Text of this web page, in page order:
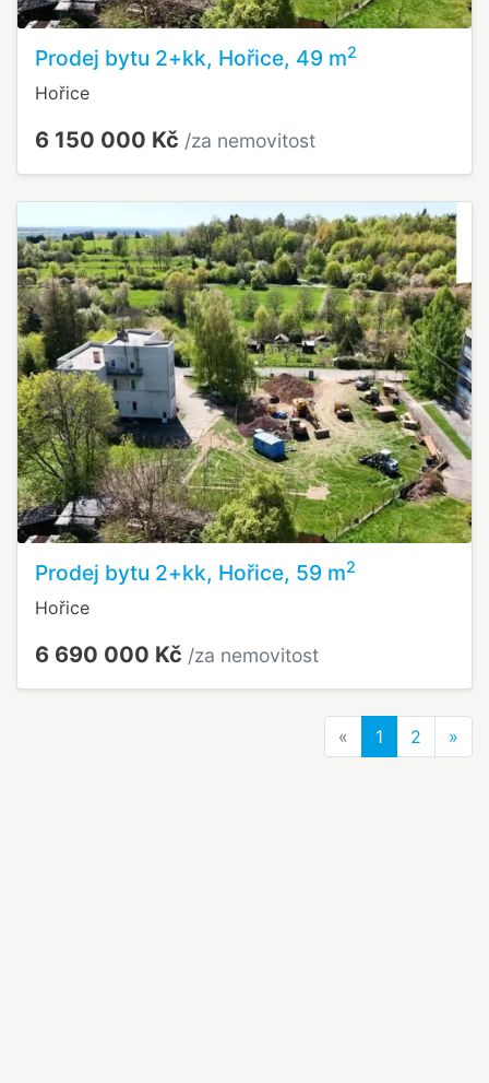
Prodej bytu 2+kk, Hořice, 49 m2
Hořice
6 150 000 Kč /za nemovitost
Prodej bytu 2+kk, Hořice, 59 m2
Hořice
6 690 000 Kč /za nemovitost
« Previous
1 2 »